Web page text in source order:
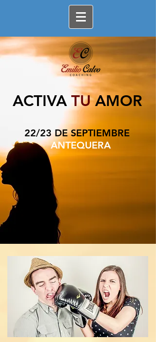
ACTIVA TUAMOR
22/23 DE SEPTIEMBRE
ANTEQUERA